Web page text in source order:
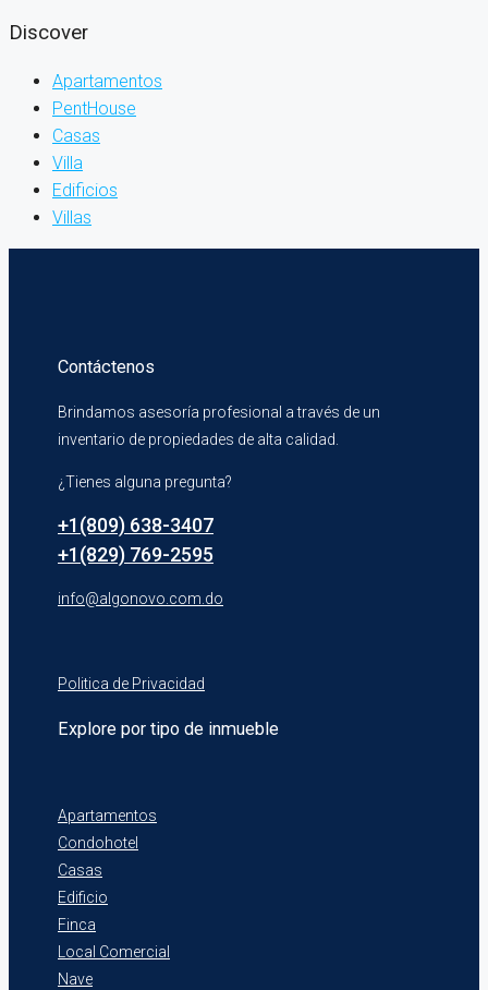
Discover
Apartamentos
PentHouse
Casas
Villa
Edificios
Villas
Contáctenos
Brindamos asesoría profesional a través de un
inventario de propiedades de alta calidad.
¿Tienes alguna pregunta?
+1(809) 638-3407
+1(829) 769-2595
info@algonovo.com.do
Politica de Privacidad
Explore por tipo de inmueble
Apartamentos
Condohotel
Casas
Edificio
Finca
Local Comercial
Nave